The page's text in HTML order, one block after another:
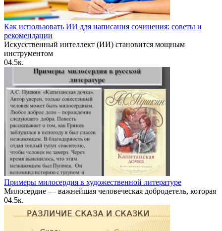
Как использовать ИИ для написания сочинения: советы и
рекомендации
Искусственный интеллект (ИИ) становится мощным
инструментом
04.5к.
Примеры милосердия в художественной литературе
Милосердие — важнейшая человеческая добродетель, которая
04.5к.